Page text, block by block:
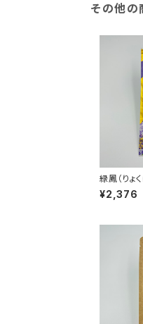
その他の
緑鳳（りょ
¥2,376